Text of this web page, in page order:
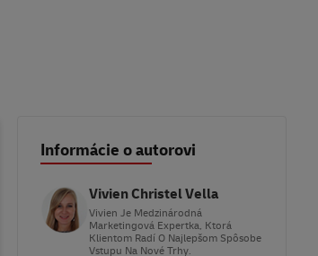
Informácie o autorovi
Vivien Christel Vella
Vivien Je Medzinárodná
Marketingová Expertka, Ktorá
Klientom Radí O Najlepšom Spôsobe
Vstupu Na Nové Trhy.